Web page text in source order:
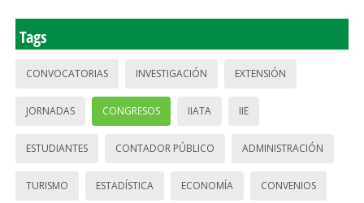
Tags
CONVOCATORIAS INVESTIGACIÓN EXTENSIÓN
JORNADAS CONGRESOS IIATA IIE
ESTUDIANTES CONTADOR PÚBLICO ADMINISTRACIÓN
TURISMO ESTADÍSTICA ECONOMÍA CONVENIOS